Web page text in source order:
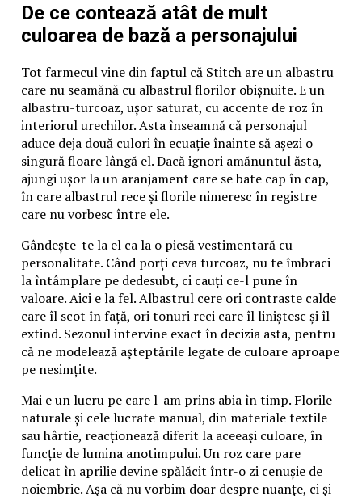
De ce contează atât de mult
culoarea de bază a personajului
Tot farmecul vine din faptul că Stitch are un albastru
care nu seamănă cu albastrul florilor obișnuite. E un
albastru-turcoaz, ușor saturat, cu accente de roz în
interiorul urechilor. Asta înseamnă că personajul
aduce deja două culori în ecuație înainte să așezi o
singură floare lângă el. Dacă ignori amănuntul ăsta,
ajungi ușor la un aranjament care se bate cap în cap,
în care albastrul rece și florile nimeresc în registre
care nu vorbesc între ele.
Gândește-te la el ca la o piesă vestimentară cu
personalitate. Când porți ceva turcoaz, nu te îmbraci
la întâmplare pe dedesubt, ci cauți ce-l pune în
valoare. Aici e la fel. Albastrul cere ori contraste calde
care îl scot în față, ori tonuri reci care îl liniștesc și îl
extind. Sezonul intervine exact în decizia asta, pentru
că ne modelează așteptările legate de culoare aproape
pe nesimțite.
Mai e un lucru pe care l-am prins abia în timp. Florile
naturale și cele lucrate manual, din materiale textile
sau hârtie, reacționează diferit la aceeași culoare, în
funcție de lumina anotimpului. Un roz care pare
delicat în aprilie devine spălăcit într-o zi cenușie de
noiembrie. Așa că nu vorbim doar despre nuanțe, ci și